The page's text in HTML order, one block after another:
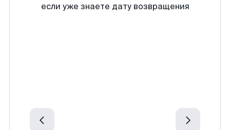
если уже знаете дату возвращения